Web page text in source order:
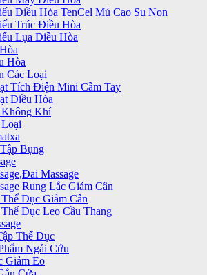
Điều Hòa TenCel Mủ Cao Su Non
Trúc Điều Hòa
Lụa Điều Hòa
Hòa
Các Loại
Tích Điện Mini Cầm Tay
Điều Hòa
Khí
Bụng
Massage
Rung Lắc Giảm Cân
Dục Giảm Cân
Dục Leo Cầu Thang
Thể Dục
Ngải Cứu
Giảm Eo